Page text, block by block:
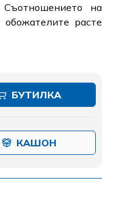
на
расте
БУТИЛКА
КАШОН